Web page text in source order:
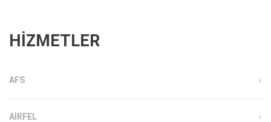
HİZMETLER
AFS
AIRFEL